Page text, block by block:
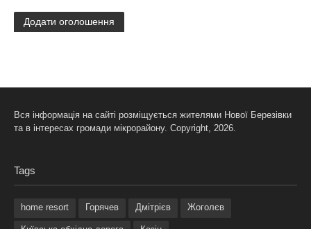
Додати оголошення
Вся інформація на сайті розміщується жителями Нової Березівки
та в інтересах громади мікрорайону. Copyright, 2026.
Tags
home resort Горячев Дмітрієв Жоголєв